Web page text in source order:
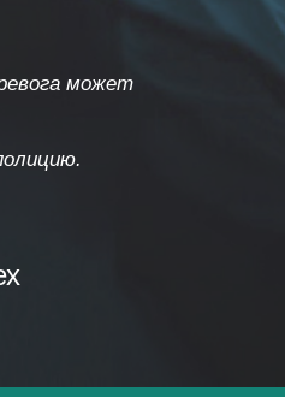
может